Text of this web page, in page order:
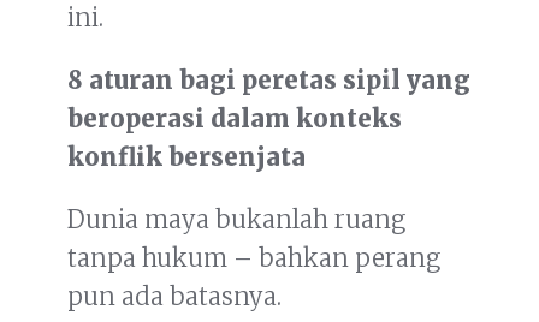
ini.
8 aturan bagi peretas sipil yang
beroperasi dalam konteks
konflik bersenjata
Dunia maya bukanlah ruang
tanpa hukum – bahkan perang
pun ada batasnya.